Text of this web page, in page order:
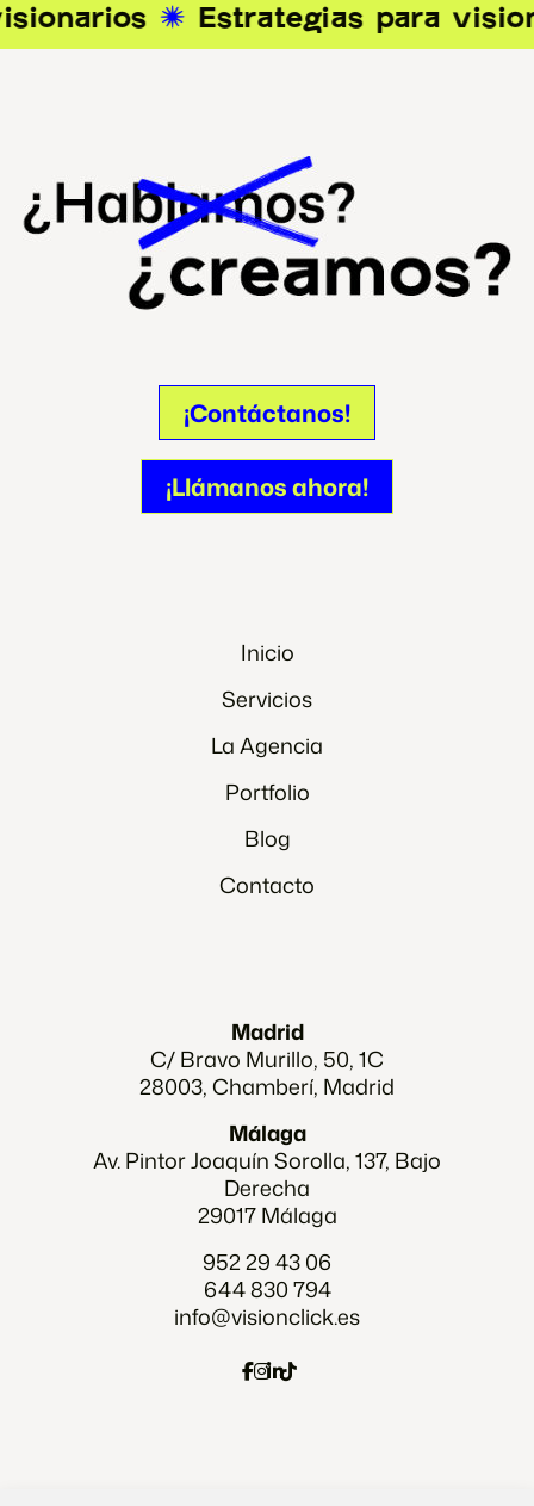
¡Contáctanos!
¡Contáctanos!
¡Llámanos ahora!
¡Llámanos ahora!
Inicio
Servicios
La Agencia
Portfolio
Blog
Contacto
Madrid
C/ Bravo Murillo, 50, 1C
28003, Chamberí, Madrid
Málaga
Av. Pintor Joaquín Sorolla, 137, Bajo
Derecha
29017 Málaga
952 29 43 06
644 830 794
info@visionclick.es